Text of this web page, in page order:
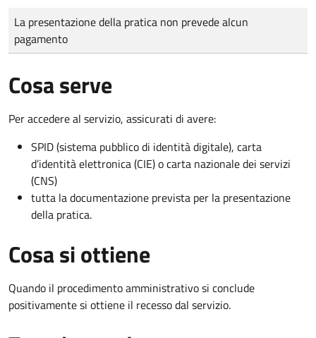
Tipo di pagamento
Importo
La presentazione della pratica non prevede alcun
pagamento
Cosa serve
Per accedere al servizio, assicurati di avere:
SPID (sistema pubblico di identità digitale), carta
d’identità elettronica (CIE) o carta nazionale dei servizi
(CNS)
tutta la documentazione prevista per la presentazione
della pratica.
Cosa si ottiene
Quando il procedimento amministrativo si conclude
positivamente si ottiene il recesso dal servizio.